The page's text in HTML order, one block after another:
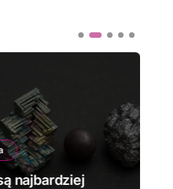
najbardziej